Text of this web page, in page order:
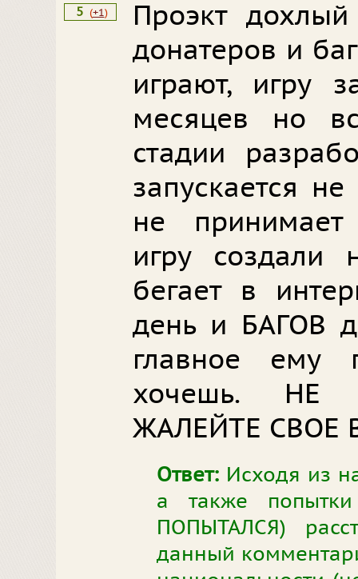
5 (+1)
Проэкт
донатеров и
играют, игру
месяцев но
стадии
запускается
не принимает
игру создали
бегает в
день и БАГОВ
главное ему
хочешь. НЕ
ЖАЛЕЙТЕ СВОЕ
Ответ: Исходя из
а также
ПОПЫТАЛСЯ)
данный